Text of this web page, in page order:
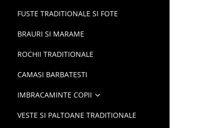
FUSTE TRADITIONALE SI FOTE
BRAURI SI MARAME
ROCHII TRADITIONALE
CAMASI BARBATESTI
IMBRACAMINTE COPII
VESTE SI PALTOANE TRADITIONALE